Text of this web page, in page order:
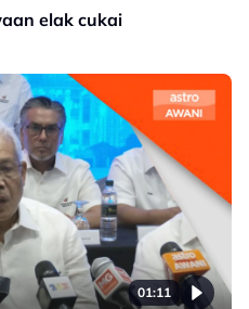
elak cukai
01:11